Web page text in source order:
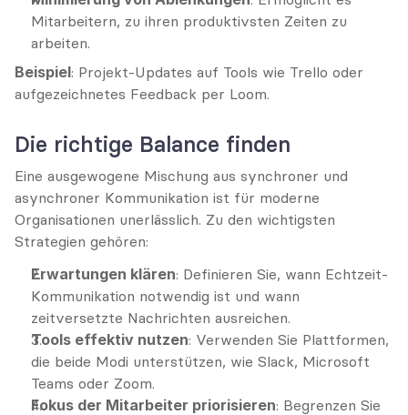
Mitarbeitern, zu ihren produktivsten Zeiten zu
arbeiten.
Beispiel: Projekt-Updates auf Tools wie Trello oder
aufgezeichnetes Feedback per Loom.
Die richtige Balance finden
Eine ausgewogene Mischung aus synchroner und
asynchroner Kommunikation ist für moderne
Organisationen unerlässlich. Zu den wichtigsten
Strategien gehören:
Erwartungen klären: Definieren Sie, wann Echtzeit-
Kommunikation notwendig ist und wann
zeitversetzte Nachrichten ausreichen.
Tools effektiv nutzen: Verwenden Sie Plattformen,
die beide Modi unterstützen, wie Slack, Microsoft
Teams oder Zoom.
Fokus der Mitarbeiter priorisieren: Begrenzen Sie